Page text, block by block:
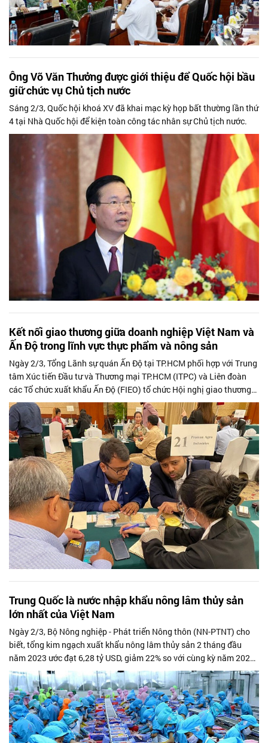
Ông Võ Văn Thưởng được giới thiệu để Quốc hội bầu
giữ chức vụ Chủ tịch nước
Sáng 2/3, Quốc hội khoá XV đã khai mạc kỳ họp bất thường lần thứ
4 tại Nhà Quốc hội để kiện toàn công tác nhân sự Chủ tịch nước.
Kết nối giao thương giữa doanh nghiệp Việt Nam và
Ấn Độ trong lĩnh vực thực phẩm và nông sản
Ngày 2/3, Tổng Lãnh sự quán Ấn Độ tại TP.HCM phối hợp với Trung
tâm Xúc tiến Đầu tư và Thương mại TP.HCM (ITPC) và Liên đoàn
các Tổ chức xuất khẩu Ấn Độ (FIEO) tổ chức Hội nghị giao thương
Hợp tác Ấn Độ...
Trung Quốc là nước nhập khẩu nông lâm thủy sản
lớn nhất của Việt Nam
Ngày 2/3, Bộ Nông nghiệp - Phát triển Nông thôn (NN-PTNT) cho
biết, tổng kim ngạch xuất khẩu nông lâm thủy sản 2 tháng đầu
năm 2023 ước đạt 6,28 tỷ USD, giảm 22% so với cùng kỳ năm 2022.
Kim ngạch nhập...